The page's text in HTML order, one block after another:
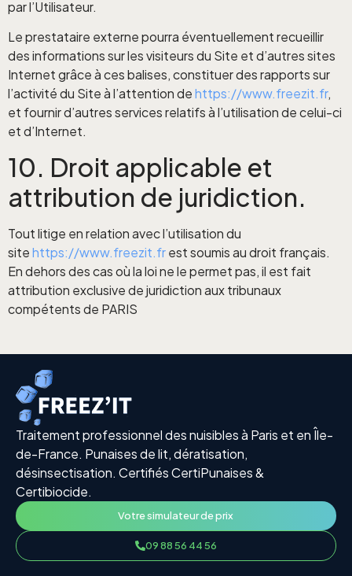
par l’Utilisateur.
Le prestataire externe pourra éventuellement recueillir
des informations sur les visiteurs du Site et d’autres sites
Internet grâce à ces balises, constituer des rapports sur
l’activité du Site à l’attention dehttps://www.freezit.fr,
et fournir d’autres services relatifs à l’utilisation de celui-ci
et d’Internet.
10. Droit applicable et
attribution de juridiction.
Tout litige en relation avec l’utilisation du
sitehttps://www.freezit.frest soumis au droit français.
En dehors des cas où la loi ne le permet pas, il est fait
attribution exclusive de juridiction aux tribunaux
compétents de PARIS
Traitement professionnel des nuisibles à Paris et en Île-
de-France. Punaises de lit, dératisation,
désinsectisation. Certifiés CertiPunaises &
Certibiocide.
Votre simulateur de prix
09 88 56 44 56